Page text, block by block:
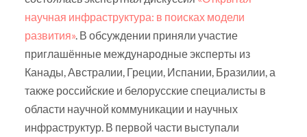
научная инфраструктура: в поисках модели
развития». В обсуждении приняли участие
приглашённые международные эксперты из
Канады, Австралии, Греции, Испании, Бразилии, а
также российские и белорусские специалисты в
области научной коммуникации и научных
инфраструктур. В первой части выступали